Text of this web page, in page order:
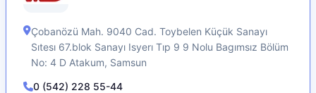
Çobanözü Mah. 9040 Cad. Toybelen Küçük Sanayı
Sıtesı 67.blok Sanayı Isyerı Tıp 9 9 Nolu Bagımsız Bölüm
No: 4 D Atakum, Samsun
0 (542) 228 55-44